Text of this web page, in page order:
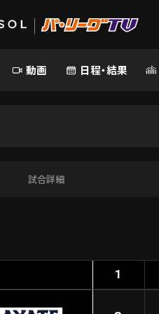
動画 日程・結果
試合詳細
1